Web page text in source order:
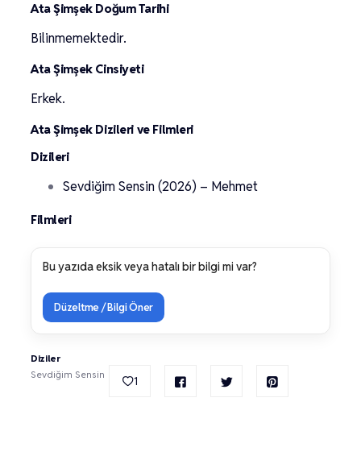
Ata Şimşek Doğum Tarihi
Bilinmemektedir.
Ata Şimşek Cinsiyeti
Erkek.
Ata Şimşek Dizileri ve Filmleri
Dizileri
Sevdiğim Sensin (2026) – Mehmet
Filmleri
Bu yazıda eksik veya hatalı bir bilgi mi var?
Düzeltme / Bilgi Öner
Diziler
Sevdiğim Sensin
1